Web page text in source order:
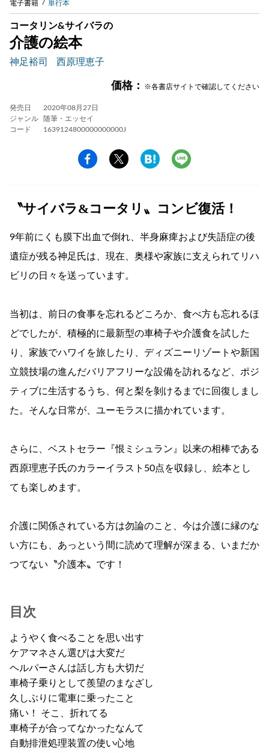
電子書籍 単行本
コータリン&サイバラの
介護の絵本
神足裕司 西原理恵子
価格： ※各書店サイトで確認してください
発売日
2020年08月27日
ジャンル
随筆・エッセイ
コード
1639124800000000000J
〝サイバラ&コータリ〟コンビ復活！
9年前にくも膜下出血で倒れ、半身麻痺および失語症の後
遺症が残る神足氏は、現在、奥様や家族に支えられてリハ
ビリの日々を送っています。
当初は、前日の食事を忘れるどころか、食べ方も忘れるほ
どでしたが、積極的に最新型の車椅子や介護食を試した
り、家族でハワイを旅したり、ディズニーリゾートや新国
立競技場の進んだバリアフリーな設備を訪れるなど、ポジ
ティブに生活するうち、何と梨を剝けるまでに回復しまし
た。そんな日常が、ユーモラスに描かれています。
さらに、ベストセラー『恨ミシュラン』以来の相棒である
西原理恵子氏のカラーイラスト50点を収録し、絵本とし
ても楽しめます。
介護に関係されている方は勿論のこと、今は介護に縁のな
い方にも、あっという間に読めて理解が深まる、いまだか
つてない〝介護本〟です！
目次
ようやく食べることを思い出す
ケアマネさん選びは大変だ
ヘルパーさんは話し方も大切だ
車椅子乗りとして羨望のまなざし
久しぶりに電車に乗ったこと
痛い！ そこ、折れてる
車椅子が合ってなかったなんて
自動排泄処理装置の使い心地